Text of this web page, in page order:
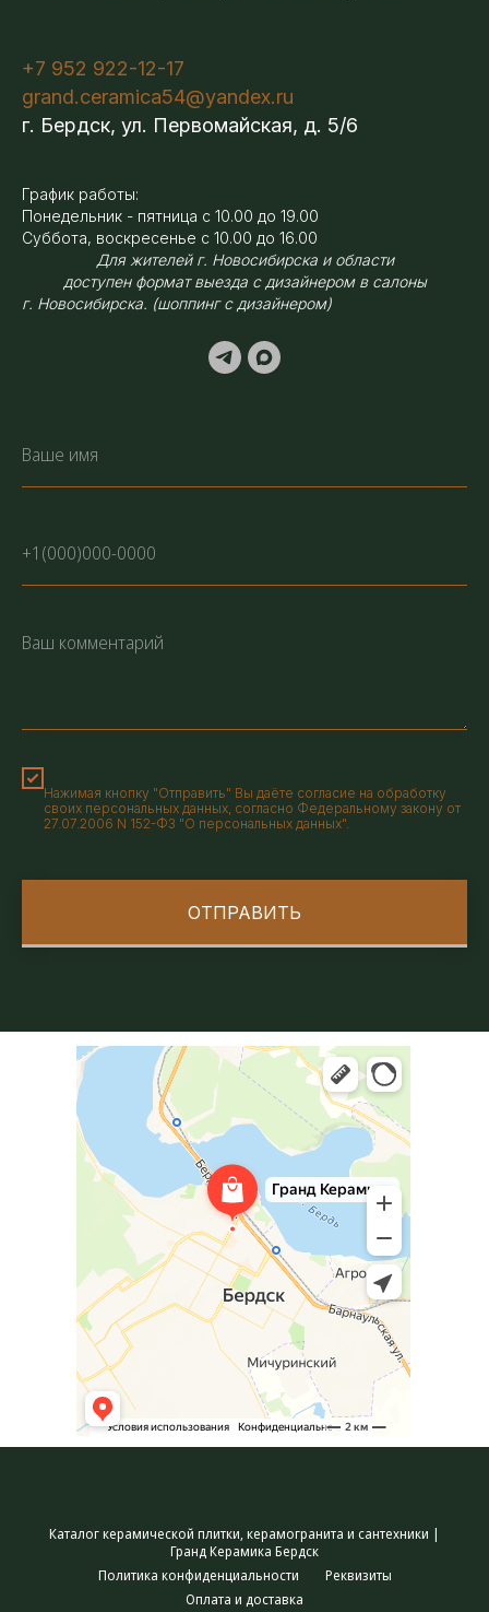
+7 952 922-12-17
grand.ceramica54@yandex.ru
г. Бердск, ул. Первомайская, д. 5/6
График работы:
Понедельник - пятница с 10.00 до 19.00
Суббота, воскресенье с 10.00 до 16.00
Для жителей г. Новосибирска и области
доступен формат выезда с дизайнером в салоны
г. Новосибирска. (шоппинг с дизайнером)
Нажимая кнопку "Отправить" Вы даёте согласие на обработку
своих персональных данных, согласно Федеральному закону от
27.07.2006 N 152-ФЗ "О персональных данных".
ОТПРАВИТЬ
Каталог керамической плитки, керамогранита и сантехники |
Гранд Керамика Бердск
Политика конфиденциальности
Реквизиты
Оплата и доставка